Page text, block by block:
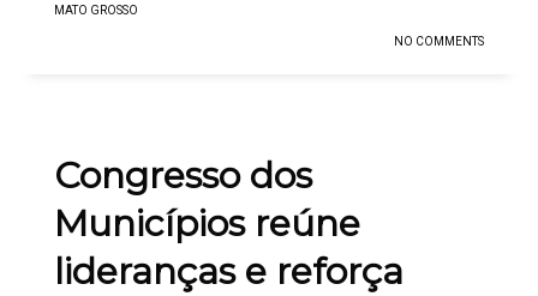
MATO GROSSO
NO COMMENTS
Congresso dos
Municípios reúne
lideranças e reforça